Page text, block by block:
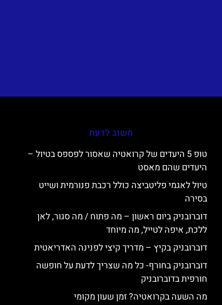
חשוב לדעת
טופ 5 היעדים של קרואטיה שאסור לפספס בטיול –
היעדים שהם מאסט
טיול לאגמי פליטביצה כולל רכבת פנורמית ושייט
בסירה
דוברובניק ביום ראשון – מה פתוח / מה סגור, לאן
ללכת, איפה לטייל, מה מיוחד
דוברובניק בקיץ – מדריך קיצי לפנינה האדריאטית
דוברובניק בחורף- כל מה שצריך לדעת על חופשה
חורפית בדוברובניק
מה השעה בקרואטיה? זמן שעון מקומי